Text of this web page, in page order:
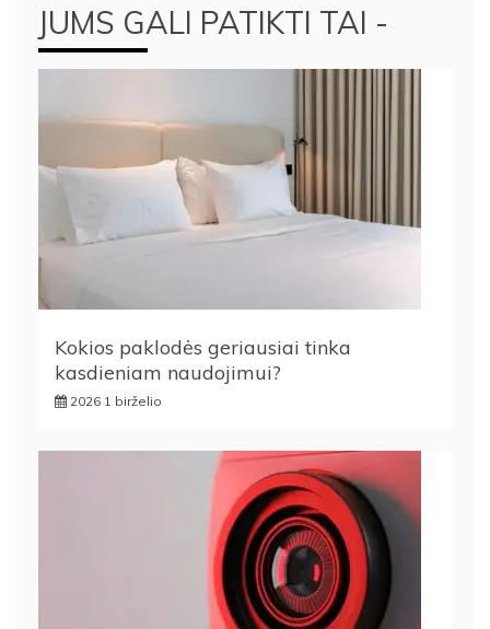
JUMS GALI PATIKTI TAI -
Kokios paklodės geriausiai tinka
kasdieniam naudojimui?
2026 1 birželio